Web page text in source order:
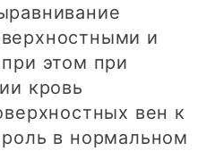
и
этом при
кровь
вен к
в нормальном